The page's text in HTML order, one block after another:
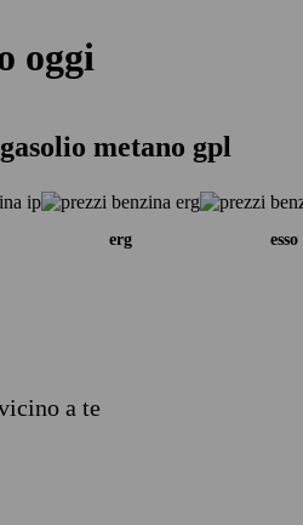
oggi
metano gpl
erg esso
a te